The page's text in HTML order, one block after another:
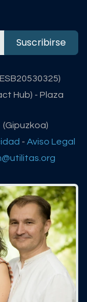
Suscribirse
Hub) - Plaza
- Aviso Legal